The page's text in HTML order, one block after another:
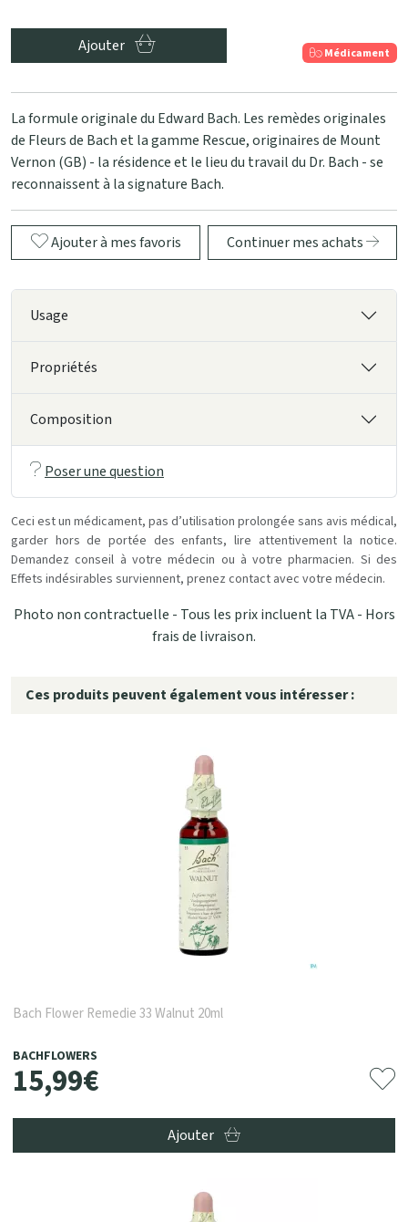
Ajouter Médicament
La formule originale du Edward Bach. Les remèdes originales
de Fleurs de Bach et la gamme Rescue, originaires de Mount
Vernon (GB) - la résidence et le lieu du travail du Dr. Bach - se
reconnaissent à la signature Bach.
Ajouter à mes favoris Continuer mes achats
Usage
Propriétés
Composition
Poser une question
Ceci est un médicament, pas d’utilisation prolongée sans avis médical,
garder hors de portée des enfants, lire attentivement la notice.
Demandez conseil à votre médecin ou à votre pharmacien. Si des
Effets indésirables surviennent, prenez contact avec votre médecin.
Photo non contractuelle - Tous les prix incluent la TVA - Hors
frais de livraison.
Ces produits peuvent également vous intéresser :
Bach Flower Remedie 33 Walnut 20ml
BACHFLOWERS
15,99€
Ajouter